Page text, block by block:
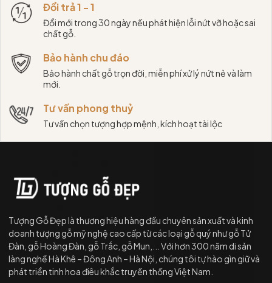
Đổi trả 1 - 1
Đổi mới trong 30 ngày nếu phát hiện lỗi nứt vỡ hoặc sai
chất gỗ.
Bảo hành chu đáo
Bảo hành chất gỗ trọn đời, miễn phí xử lý nứt nẻ và làm
mới.
Tư vấn phong thuỷ
Tư vấn chọn tượng hợp mệnh, kích hoạt tài lộc
Tượng Gỗ Đẹp là thương hiệu hàng đầu chuyên sản xuất và kinh
doanh tượng gỗ mỹ nghệ cao cấp từ các loại gỗ quý như gỗ Tử
Đàn, gỗ Hoàng Đàn, gỗ Trắc, gỗ Mun,... Với hơn 300 năm di sản
làng nghề Hà Khê – Đông Anh – Hà Nội, chúng tôi tự hào gìn giữ và
phát triển tinh hoa điêu khắc truyền thống Việt Nam.